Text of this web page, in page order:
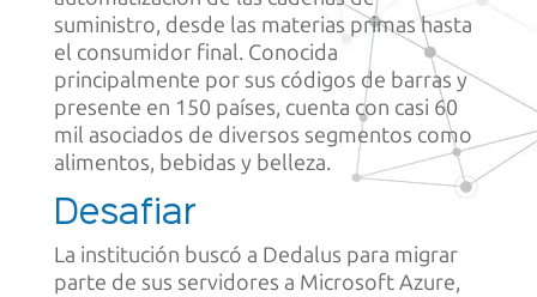
suministro, desde las materias primas hasta
el consumidor final. Conocida
principalmente por sus códigos de barras y
presente en 150 países, cuenta con casi 60
mil asociados de diversos segmentos como
alimentos, bebidas y belleza.
Desafiar
La institución buscó a Dedalus para migrar
parte de sus servidores a Microsoft Azure,